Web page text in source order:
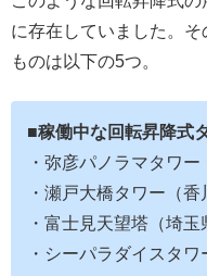
に存在していました。
ものは以下の5つ。
■稼働中な回転昇降式
・弥彦パノラマタワー
・瀬戸大橋タワー（香
・富士見天望塔（埼玉
・シーパラダイスタ